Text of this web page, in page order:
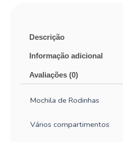
Descrição
Informação adicional
Avaliações (0)
Mochila de Rodinhas
Vários compartimentos